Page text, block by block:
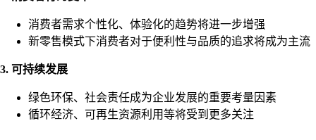
消费者需求个性化、体验化的趋势将进一步增强
新零售模式下消费者对于便利性与品质的追求将成为主流
3. 可持续发展
绿色环保、社会责任成为企业发展的重要考量因素
循环经济、可再生资源利用等将受到更多关注